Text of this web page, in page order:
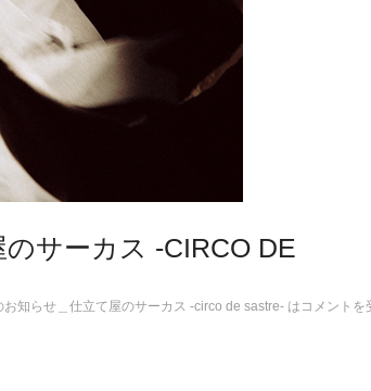
サーカス -CIRCO DE
お知らせ＿仕立て屋のサーカス -circo de sastre- は コメントを